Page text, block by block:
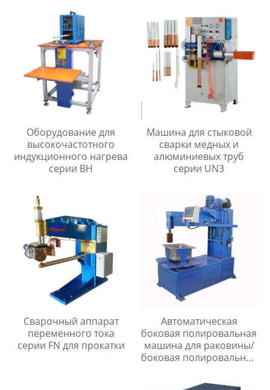
Оборудование для
высокочастотного
индукционного нагрева
серии BH
Машина для стыковой
сварки медных и
алюминиевых труб
серии UN3
Сварочный аппарат
переменного тока
серии FN для прокатки
Автоматическая
боковая полировальная
машина для раковины/
боковая полировальная